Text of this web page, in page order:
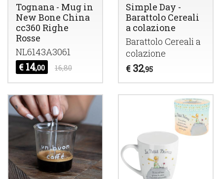
Tognana - Mug in
New Bone China
cc360 Righe
Rosse
NL6143A3061
€ 14,00 16,80
Simple Day -
Barattolo Cereali
a colazione
Barattolo Cereali a
colazione
€ 32,95